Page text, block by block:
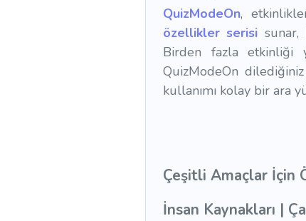
QuizModeOn,
özellikler serisi sunar,
Birden fazla etkinliği
QuizModeOn
kullanımı kolay bir ara
Çeşitli Amaçlar
İnsan Kaynakları |